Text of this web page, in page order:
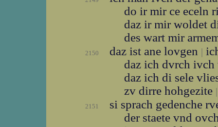
do ir mir ce eceln
daz ir mir woldet
des wart mir
2150 daz ist ane lovgen |
daz ich dvrch
daz ich di sele
zv dirre hohgezite |
2151
si sprach gedenche
der staete vnd